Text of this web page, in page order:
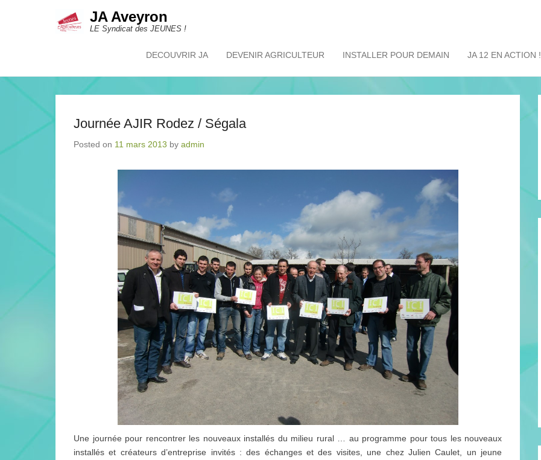
JA Aveyron
LE Syndicat des JEUNES !
Primary Menu
Skip to content
DECOUVRIR JA DEVENIR AGRICULTEUR INSTALLER POUR DEMAIN JA 12 EN ACTION !
Journée AJIR Rodez / Ségala
Posted on 11 mars 2013 by admin
Une journée pour rencontrer les nouveaux installés du milieu rural … au programme pour tous les nouveaux
installés et créateurs d’entreprise invités : des échanges et des visites, une chez Julien Caulet, un jeune